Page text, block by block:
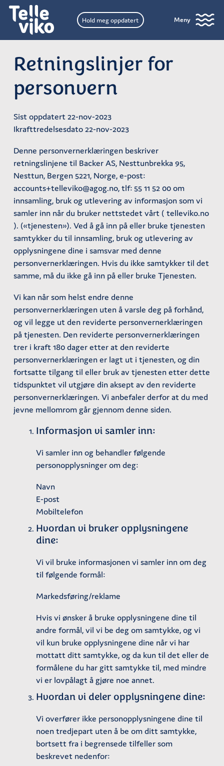
Hold meg oppdatert Meny
Retningslinjer for
personvern
Sist oppdatert 22-nov-2023
Ikrafttredelsesdato 22-nov-2023
Denne personvernerklæringen beskriver
retningslinjene til Backer AS, Nesttunbrekka 95,
Nesttun, Bergen 5221, Norge, e-post:
accounts+telleviko@agog.no, tlf: 55 11 52 00 om
innsamling, bruk og utlevering av informasjon som vi
samler inn når du bruker nettstedet vårt ( telleviko.no
). («tjenesten»). Ved å gå inn på eller bruke tjenesten
samtykker du til innsamling, bruk og utlevering av
opplysningene dine i samsvar med denne
personvernerklæringen. Hvis du ikke samtykker til det
samme, må du ikke gå inn på eller bruke Tjenesten.
Vi kan når som helst endre denne
personvernerklæringen uten å varsle deg på forhånd,
og vil legge ut den reviderte personvernerklæringen
på tjenesten. Den reviderte personvernerklæringen
trer i kraft 180 dager etter at den reviderte
personvernerklæringen er lagt ut i tjenesten, og din
fortsatte tilgang til eller bruk av tjenesten etter dette
tidspunktet vil utgjøre din aksept av den reviderte
personvernerklæringen. Vi anbefaler derfor at du med
jevne mellomrom går gjennom denne siden.
Informasjon vi samler inn:
Vi samler inn og behandler følgende
personopplysninger om deg:
Navn
E-post
Mobiltelefon
Hvordan vi bruker opplysningene
dine:
Vi vil bruke informasjonen vi samler inn om deg
til følgende formål:
Markedsføring/reklame
Hvis vi ønsker å bruke opplysningene dine til
andre formål, vil vi be deg om samtykke, og vi
vil kun bruke opplysningene dine når vi har
mottatt ditt samtykke, og da kun til det eller de
formålene du har gitt samtykke til, med mindre
vi er lovpålagt å gjøre noe annet.
Hvordan vi deler opplysningene dine:
Vi overfører ikke personopplysningene dine til
noen tredjepart uten å be om ditt samtykke,
bortsett fra i begrensede tilfeller som
beskrevet nedenfor: